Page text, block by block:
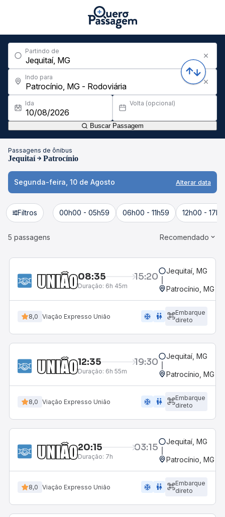
Partindo de
Indo para
Ida Volta (opcional)
Buscar Passagem
Passagens de ônibus
Jequitaí Patrocínio
Segunda-feira, 10 de Agosto Alterar data
Filtros 00h00 - 05h59 06h00 - 11h59 12h00 -
5 passagens Recomendado
08:35 15:20
Duração: 6h 45m
Jequitaí, MG
Patrocínio, MG -
8,0 Viação Expresso União ac_unit wc
Embarque
direto
12:35 19:30
Duração: 6h 55m
Jequitaí, MG
Patrocínio, MG -
8,0 Viação Expresso União ac_unit wc
Embarque
direto
20:15 03:15
Duração: 7h
Jequitaí, MG
Patrocínio, MG -
8,0 Viação Expresso União ac_unit wc
Embarque
direto